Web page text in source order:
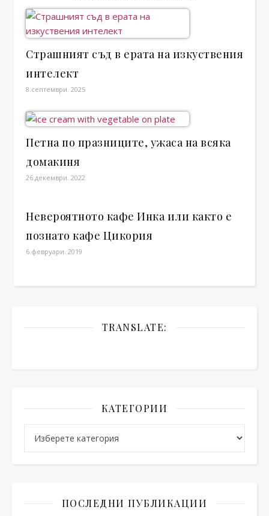
Страшният съд в ерата на изкуствения
интелект
8.септември. 2025
Петна по празниците, ужаса на всяка
домакиня
26.декември. 2022
Невероятното кафе Инка или както е
познато кафе Цикория
6.февруари. 2019
TRANSLATE:
КАТЕГОРИИ
ПОСЛЕДНИ ПУБЛИКАЦИИ